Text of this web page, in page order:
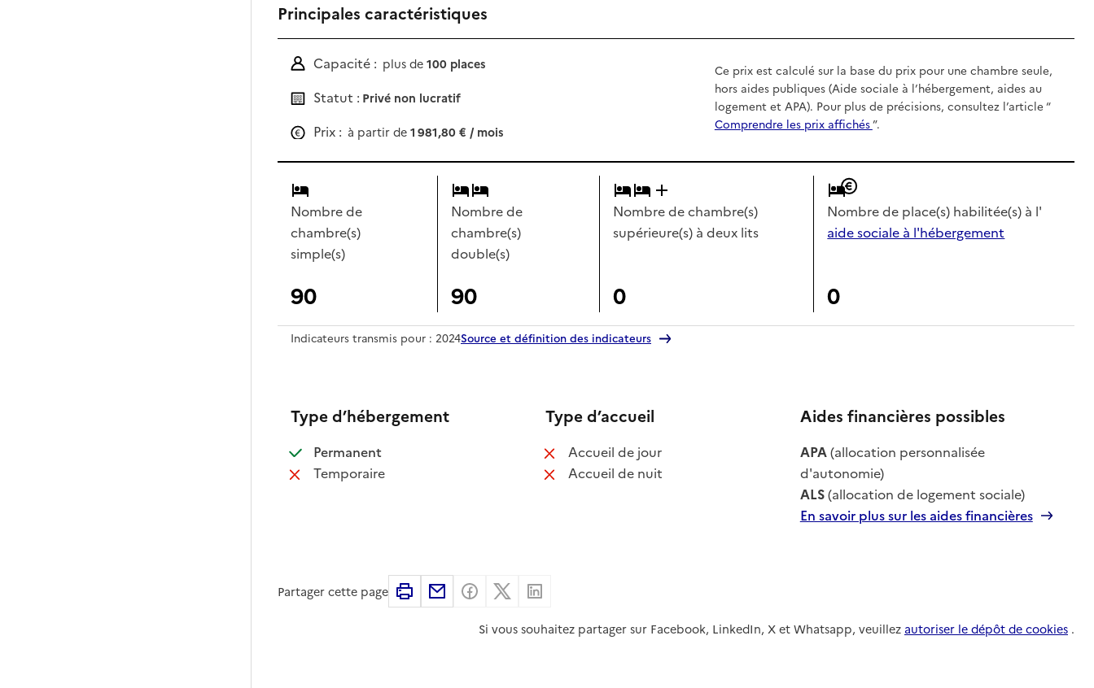
Principales caractéristiques
Capacité : plus de 100 places
Statut : Privé non lucratif
Prix : à partir de 1 981,80 € / mois
Ce prix est calculé sur la base du prix pour une chambre seule,
hors aides publiques (Aide sociale à l’hébergement, aides au
logement et APA). Pour plus de précisions, consultez l’article “
Comprendre les prix affichés”.
Nombre de
chambre(s)
simple(s)
90
Nombre de
chambre(s)
double(s)
90
Nombre de chambre(s)
supérieure(s) à deux lits
0
Nombre de place(s) habilitée(s) à l'
aide sociale à l'hébergement
0
Indicateurs transmis pour : 2024Source et définition des indicateurs
Type d’hébergement
Permanent: disponible
Temporaire: non disponible
Type d’accueil
Accueil de jour: non disponible
Accueil de nuit: non disponible
Aides financières possibles
APA(allocation personnalisée
d'autonomie)
ALS(allocation de logement sociale)
En savoir plus sur les aides financières
Partager cette page ImprimerPartager par email
Partager sur Facebook
Partager sur X
Si vous souhaitez partager sur Facebook, LinkedIn, X et Whatsapp, veuillez autoriser le dépôt de cookies .